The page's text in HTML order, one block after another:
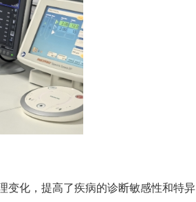
化，提高了疾病的诊断敏感性和特异